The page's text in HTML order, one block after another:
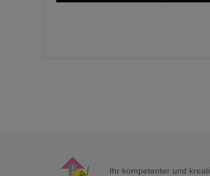
Ihr kompetenter und